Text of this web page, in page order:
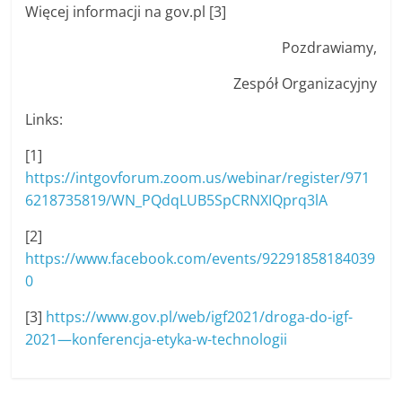
Więcej informacji na gov.pl [3]
Pozdrawiamy,
Zespół Organizacyjny
Links:
[1]
https://intgovforum.zoom.us/webinar/register/971
6218735819/WN_PQdqLUB5SpCRNXIQprq3lA
[2]
https://www.facebook.com/events/92291858184039
0
[3] https://www.gov.pl/web/igf2021/droga-do-igf-
2021—konferencja-etyka-w-technologii